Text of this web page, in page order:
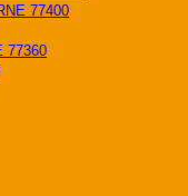
77400
77360